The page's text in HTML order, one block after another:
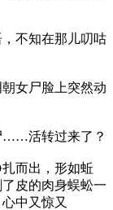
不知在那儿叨咕
女尸脸上突然动
……活转过来了？
而出，形如蚯
皮的肉身蜈蚣一
中又惊又